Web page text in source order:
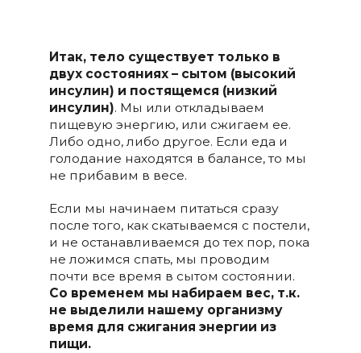
Итак, тело существует только в
двух состояниях – сытом (высокий
инсулин) и постящемся (низкий
инсулин). Мы или откладываем
пищевую энергию, или сжигаем ее.
Либо одно, либо другое. Если еда и
голодание находятся в балансе, то мы
не прибавим в весе.
Если мы начинаем питаться сразу
после того, как скатываемся с постели,
и не останавливаемся до тех пор, пока
не ложимся спать, мы проводим
почти все время в сытом состоянии.
Со временем мы набираем вес, т.к.
не выделили нашему организму
время для сжигания энергии из
пищи.